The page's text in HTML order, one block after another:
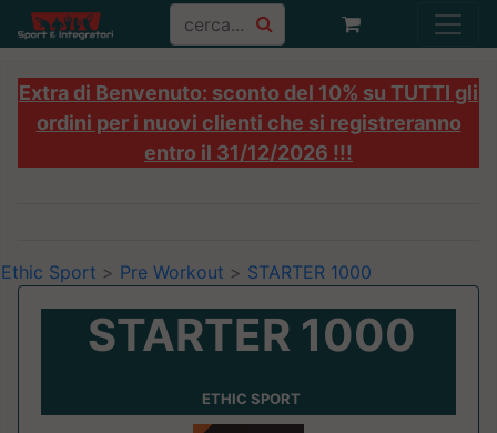
Extra di Benvenuto: sconto del 10% su TUTTI gli
ordini per i nuovi clienti che si registreranno
entro il 31/12/2026 !!!
Ethic Sport > Pre Workout > STARTER 1000
STARTER 1000
ETHIC SPORT